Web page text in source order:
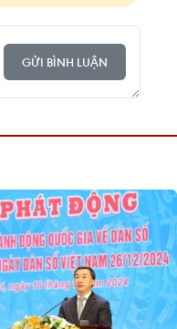
GỬI BÌNH LUẬN